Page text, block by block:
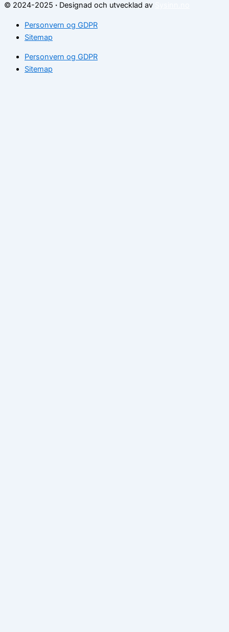
© 2024-2025 · Designad och utvecklad av
Personvern og GDPR
Sitemap
Personvern og GDPR
Sitemap